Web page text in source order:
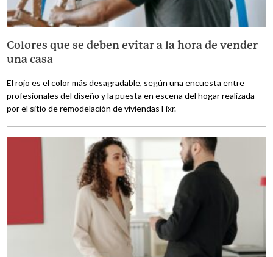
Colores que se deben evitar a la hora de vender
una casa
El rojo es el color más desagradable, según una encuesta entre
profesionales del diseño y la puesta en escena del hogar realizada
por el sitio de remodelación de viviendas Fixr.